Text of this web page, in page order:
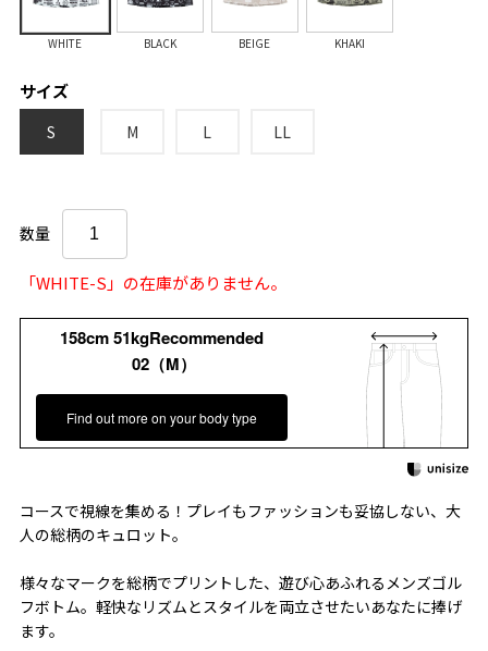
WHITE BLACK BEIGE KHAKI
サイズ
S M L LL
数量
「WHITE-S」の在庫がありません。
158cm 51kgRecommended
02（M）
Find out more on your body type
コースで視線を集める！プレイもファッションも妥協しない、大
人の総柄のキュロット。
様々なマークを総柄でプリントした、遊び心あふれるメンズゴル
フボトム。軽快なリズムとスタイルを両立させたいあなたに捧げ
ます。